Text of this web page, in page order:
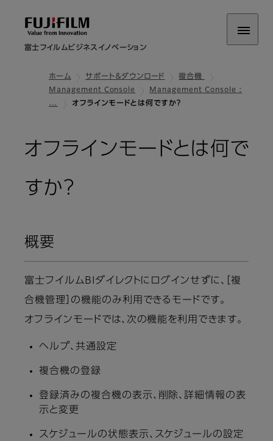
富士フイルムビジネスイノベーション
ホーム サポート＆ダウンロード
複合機
Management Console
Management Console :
…
オフラインモードとは何ですか？
オフラインモードとは何で
すか？
概要
富士フイルムBIダイレクトにログインせずに、［複
合機管理］の機能のみ利用できるモードです。
オフラインモードでは、次の機能を利用できます。
ヘルプ、共通設定
複合機の登録
登録済みの複合機の表示、削除、詳細情報の表
示と変更
スケジュールの状態表示、スケジュールの設定